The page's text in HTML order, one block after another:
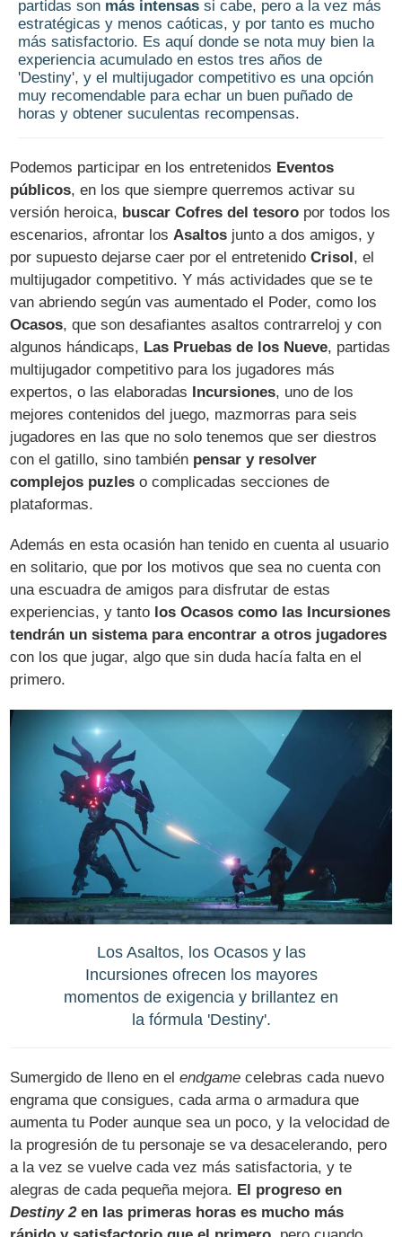
partidas son más intensassi cabe, pero a la vez más
estratégicas y menos caóticas, y por tanto es mucho
más satisfactorio. Es aquí donde se nota muy bien la
experiencia acumulado en estos tres años de
'Destiny', y el multijugador competitivo es una opción
muy recomendable para echar un buen puñado de
horas y obtener suculentas recompensas.
Podemos participar en los entretenidos Eventos
públicos, en los que siempre querremos activar su
versión heroica, buscar Cofres del tesoro por todos los
escenarios, afrontar losAsaltos junto a dos amigos, y
por supuesto dejarse caer por el entretenidoCrisol , el
multijugador competitivo. Y más actividades que se te
van abriendo según vas aumentado el Poder, como los
Ocasos, que son desafiantes asaltos contrarreloj y con
algunos hándicaps, Las Pruebas de los Nueve, partidas
multijugador competitivo para los jugadores más
expertos, o las elaboradas
Incursiones, uno de los
mejores contenidos del juego, mazmorras para seis
jugadores en las que no solo tenemos que ser diestros
con el gatillo, sino también pensar y resolver
complejos puzles o complicadas secciones de
plataformas.
Además en esta ocasión han tenido en cuenta al usuario
en solitario, que por los motivos que sea no cuenta con
una escuadra de amigos para disfrutar de estas
experiencias, y tanto los Ocasos como las Incursiones
tendrán un sistema para encontrar a otros jugadores
con los que jugar, algo que sin duda hacía falta en el
primero.
Los Asaltos, los Ocasos y las
Incursiones ofrecen los mayores
momentos de exigencia y brillantez en
la fórmula 'Destiny'.
Sumergido de lleno en elendgame celebras cada nuevo
engrama que consigues, cada arma o armadura que
aumenta tu Poder aunque sea un poco, y la velocidad de
la progresión de tu personaje se va desacelerando, pero
a la vez se vuelve cada vez más satisfactoria, y te
alegras de cada pequeña mejora. El progreso en
Destiny 2en las primeras horas es mucho más